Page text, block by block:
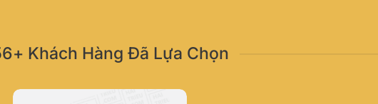
Khách Hàng Đã Lựa Chọn